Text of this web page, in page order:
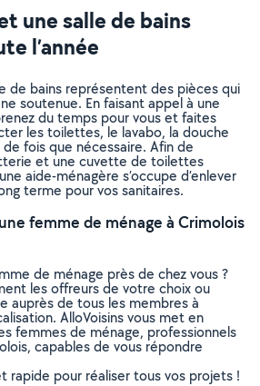
une salle de bains
l’année
de bains représentent des pièces qui
soutenue. En faisant appel à une
du temps pour vous et faites
les toilettes, le lavabo, la douche
fois que nécessaire. Afin de
et une cuvette de toilettes
aide-ménagère s’occupe d’enlever
terme pour vos sanitaires.
femme de ménage à Crimolois
de ménage près de chez vous ?
les offreurs de votre choix ou
auprès de tous les membres à
AlloVoisins vous met en
femmes de ménage, professionnels
capables de vous répondre
rapide pour réaliser tous vos projets !